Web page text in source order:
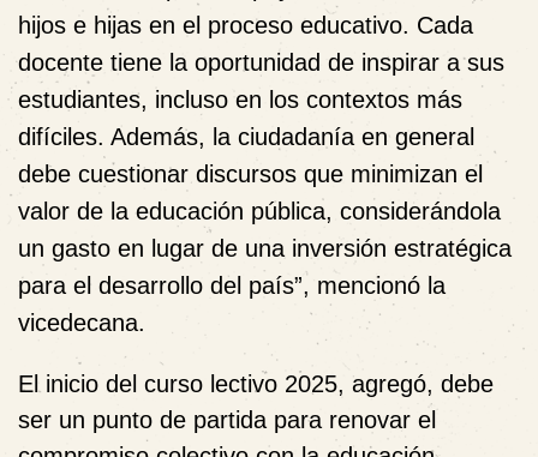
hijos e hijas en el proceso educativo. Cada
docente tiene la oportunidad de inspirar a sus
estudiantes, incluso en los contextos más
difíciles. Además, la ciudadanía en general
debe cuestionar discursos que minimizan el
valor de la educación pública, considerándola
un gasto en lugar de una inversión estratégica
para el desarrollo del país”, mencionó la
vicedecana.
El inicio del curso lectivo 2025, agregó, debe
ser un punto de partida para renovar el